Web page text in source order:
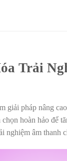
Trải
giải pháp nâng
chọn hoàn hảo để
nghiệm âm thanh